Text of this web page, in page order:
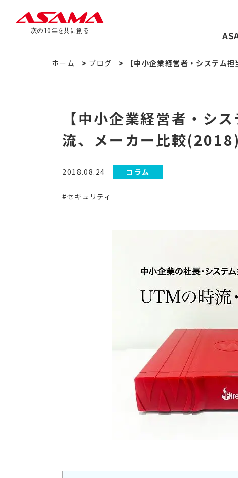
次の10年を共に創る
ホーム > ブログ > 【中小企業経営者・システム
【中小企業経営者・シ
流、メーカー比較(2018)
2018.08.24 コラム
#セキュリティ